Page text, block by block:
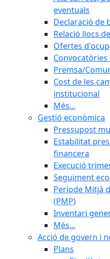
eventuals
Declaració de
Relació llocs
Ofertes
Premsa/
Cost de les
institucional
Més...
Gestió econòmica
Pressupost
Estabilitat
financera
Execució
Seguiment
Període Mitjà
(PMP)
Inventari
Més...
Acció de govern i
Plans